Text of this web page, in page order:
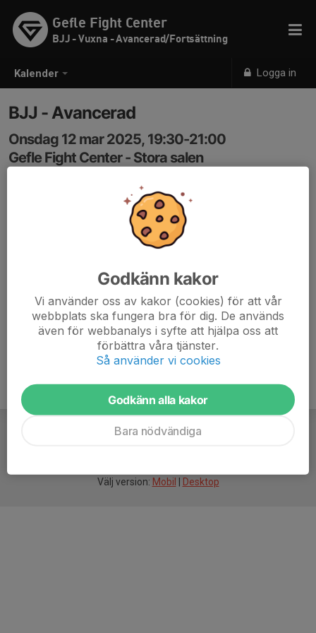
Kalender Logga in
Gefle Fight Center
BJJ - Vuxna - Avancerad/Fortsättning
BJJ - Avancerad
Onsdag 12 mar 2025, 19:30-21:00
Gefle Fight Center - Stora salen
Välj version: Mobil Desktop
Godkänn kakor
Vi använder oss av kakor (cookies) för att vår
webbplats ska fungera bra för dig. De används
även för webbanalys i syfte att hjälpa oss att
förbättra våra tjänster.
Så använder vi cookies
Godkänn alla kakor
Bara nödvändiga